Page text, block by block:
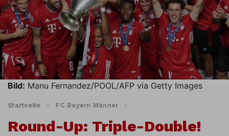
Bild: Manu Fernandez/POOL/AFP via Getty Images
Startseite » FC Bayern Männer »
Round-Up: Triple-Double!